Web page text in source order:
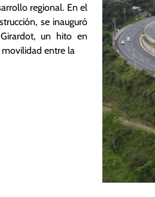
regional. En el
se inauguró
un hito en
entre la